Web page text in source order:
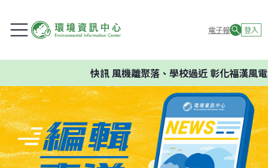
電子報 登入
快訊風機離聚落、學校過近 彰化福漢風電